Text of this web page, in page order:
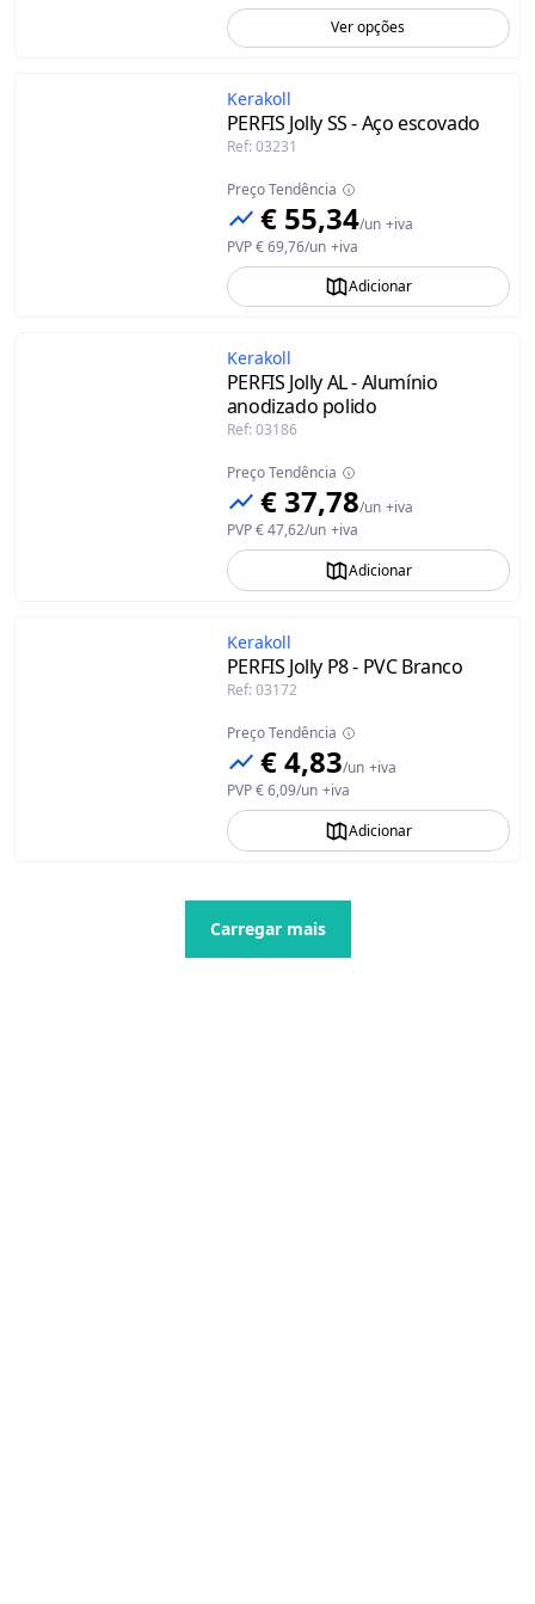
Ver opções
Kerakoll
PERFIS Jolly SS - Aço escovado
Ref: 03231
Preço Tendência
€ 55,34/un +iva
PVP€ 69,76/un +iva
Adicionar
Kerakoll
PERFIS Jolly AL - Alumínio
anodizado polido
Ref: 03186
Preço Tendência
€ 37,78/un +iva
PVP€ 47,62/un +iva
Adicionar
Kerakoll
PERFIS Jolly P8 - PVC Branco
Ref: 03172
Preço Tendência
€ 4,83/un +iva
PVP€ 6,09/un +iva
Adicionar
Carregar mais